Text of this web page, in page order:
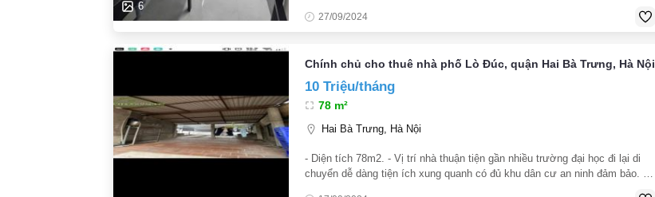
6
có 27/09/2024
Chính chủ cho thuê nhà phố Lò Đúc, quận Hai Bà Trưng, Hà Nội
10 Triệu/tháng
78 m²
Hai Bà Trưng, Hà Nội
- Diện tích 78m2. - Vị trí nhà thuận tiện gần nhiều trường đại học đi lại di
chuyển dễ dàng tiện ích xung quanh có đủ khu dân cư an ninh đảm bảo. -